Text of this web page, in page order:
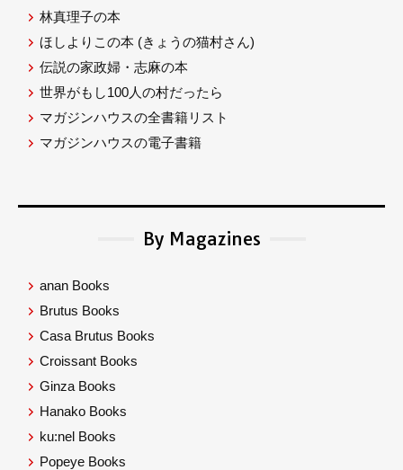
林真理子の本
ほしよりこの本 (きょうの猫村さん)
伝説の家政婦・志麻の本
世界がもし100人の村だったら
マガジンハウスの全書籍リスト
マガジンハウスの電子書籍
By Magazines
anan Books
Brutus Books
Casa Brutus Books
Croissant Books
Ginza Books
Hanako Books
ku:nel Books
Popeye Books